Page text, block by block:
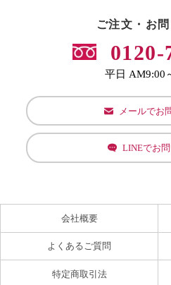
ご注文・お
0120-
平日 AM9:00
メールでお
LINEでお
会社概要
よくあるご質問
特定商取引法